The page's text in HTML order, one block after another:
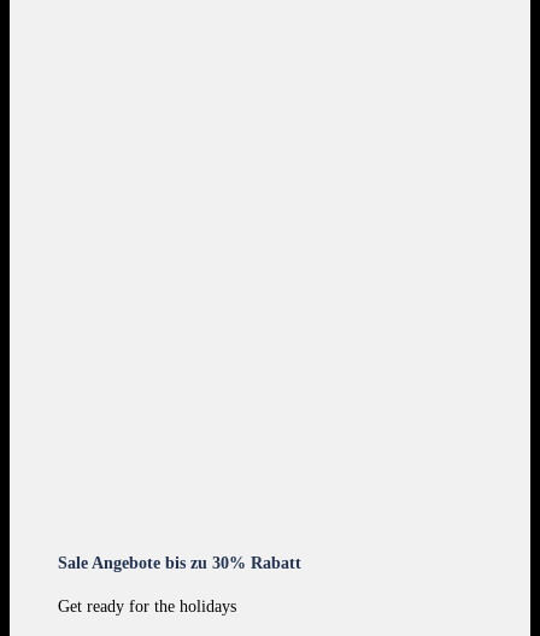
Sale Angebote bis zu 30% Rabatt
Get ready for the holidays